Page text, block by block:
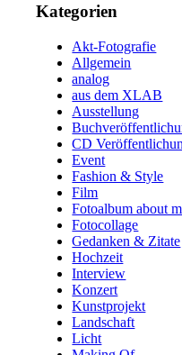
Kategorien
Akt-Fotografie
Allgemein
analog
aus dem XLAB
Ausstellung
CD
Event
Fashion & Style
Film
Fotoalbum about
Fotocollage
Gedanken & Zitate
Hochzeit
Interview
Konzert
Kunstprojekt
Landschaft
Licht